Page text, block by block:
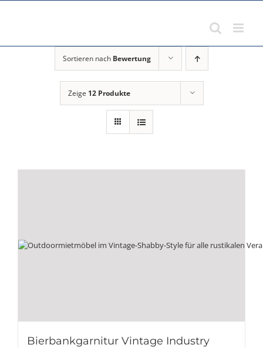
Sortieren nach Bewertung
Zeige 12 Produkte
Bierbankgarnitur Vintage Industry